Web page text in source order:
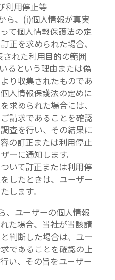
利用停止等
ら、(i)個人情報が真実
て個人情報保護法の定
正を求められた場合、
れた利用目的の範囲
るという理由または偽
り収集されたものであ
人情報保護法の定めに
求められた場合には、
請求であることを確認
査を行い、その結果に
の訂正または利用停止
ーに通知します。
いて訂正または利用停
したときは、ユーザー
します。
、ユーザーの個人情報
た場合、当社が当該請
判断した場合は、ユー
であることを確認の上
い、その旨をユーザー